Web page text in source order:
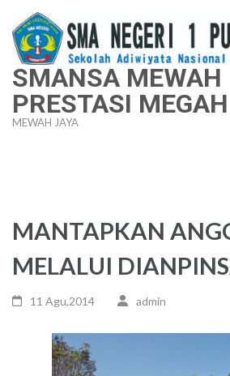
Lompat
ke
konten
(Tekan
Enter)
SMANSA MEWAH
PRESTASI MEGAH
MEWAH JAYA
MANTAPKAN
MELALUI
11 Agu,2014 admin